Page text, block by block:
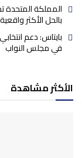
المملكة
بالحل الأكثر
بايتاس: دعم
في مجلس النواب
الأكثر مشاهدة